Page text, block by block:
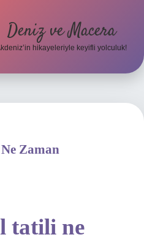
Deniz ve Macera
hikayeleriyle keyifli yolculuk!
Zaman
tatili ne